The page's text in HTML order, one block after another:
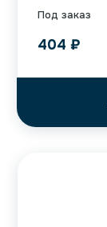
Под заказ
404 ₽